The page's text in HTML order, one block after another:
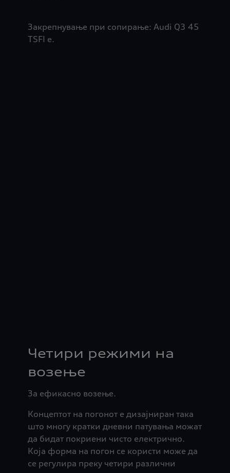
Закрепнување при сопирање: Audi Q3 45
TSFI e.
Четири режими на
возење
За ефикасно возење.
Концептот на погонот е дизајниран така
што многу кратки дневни патувања можат
да бидат покриени чисто електрично.
Која форма на погон се користи може да
се регулира преку четири различни